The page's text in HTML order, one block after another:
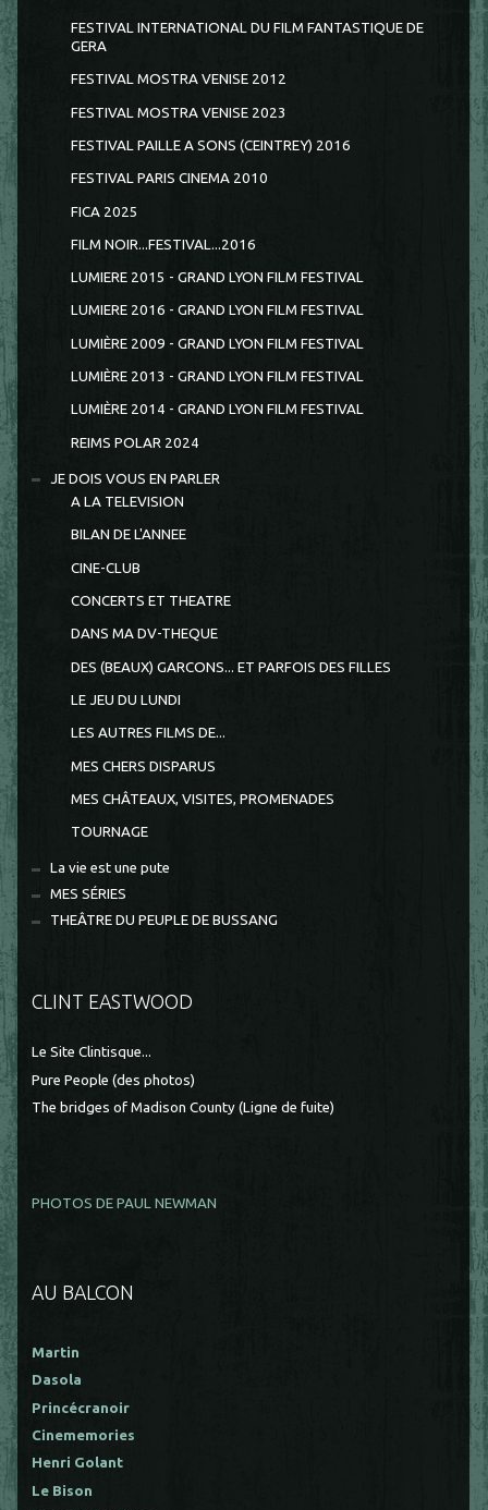
FESTIVAL INTERNATIONAL DU FILM FANTASTIQUE DE
GERA
FESTIVAL MOSTRA VENISE 2012
FESTIVAL MOSTRA VENISE 2023
FESTIVAL PAILLE A SONS (CEINTREY) 2016
FESTIVAL PARIS CINEMA 2010
FICA 2025
FILM NOIR...FESTIVAL...2016
LUMIERE 2015 - GRAND LYON FILM FESTIVAL
LUMIERE 2016 - GRAND LYON FILM FESTIVAL
LUMIÈRE 2009 - GRAND LYON FILM FESTIVAL
LUMIÈRE 2013 - GRAND LYON FILM FESTIVAL
LUMIÈRE 2014 - GRAND LYON FILM FESTIVAL
REIMS POLAR 2024
JE DOIS VOUS EN PARLER
A LA TELEVISION
BILAN DE L'ANNEE
CINE-CLUB
CONCERTS ET THEATRE
DANS MA DV-THEQUE
DES (BEAUX) GARCONS... ET PARFOIS DES FILLES
LE JEU DU LUNDI
LES AUTRES FILMS DE...
MES CHERS DISPARUS
MES CHÂTEAUX, VISITES, PROMENADES
TOURNAGE
La vie est une pute
MES SÉRIES
THEÂTRE DU PEUPLE DE BUSSANG
CLINT EASTWOOD
Le Site Clintisque...
Pure People (des photos)
The bridges of Madison County (Ligne de fuite)
PHOTOS DE PAUL NEWMAN
AU BALCON
Martin
Dasola
Princécranoir
Cinememories
Henri Golant
Le Bison